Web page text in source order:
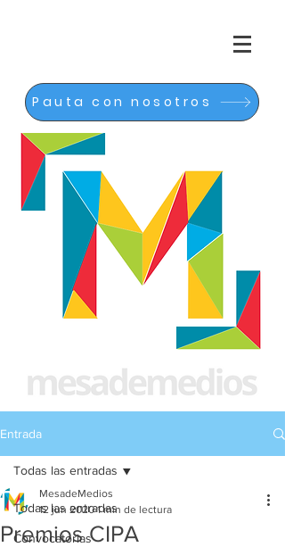
Pauta con nosotros
Entrada
Todas las entradas
Convocatorias
Todas las entradas
Premios CIPA
MesadeMedios
12 jun 2020 1 min de lectura